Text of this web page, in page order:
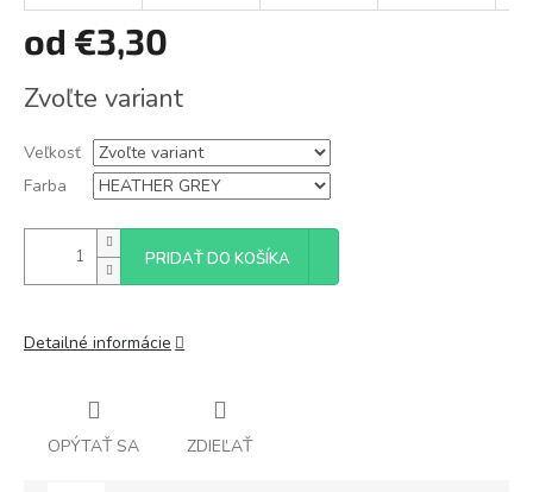
od €3,30
cena:
Zvoľte variant
Veľkosť
Farba
PRIDAŤ DO KOŠÍKA
Detailné informácie
OPÝTAŤ SA ZDIEĽAŤ